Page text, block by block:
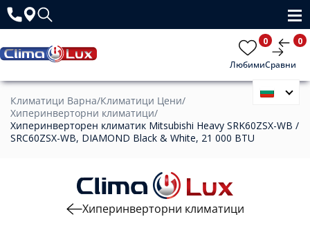
Любими
0
Сравни
0
Климатици Варна/Климатици Цени/
Хиперинверторни климатици/
Хиперинверторен климатик Mitsubishi Heavy SRK60ZSX-WB /
SRC60ZSX-WB, DIAMOND Black & White, 21 000 BTU
Хиперинверторни климатици